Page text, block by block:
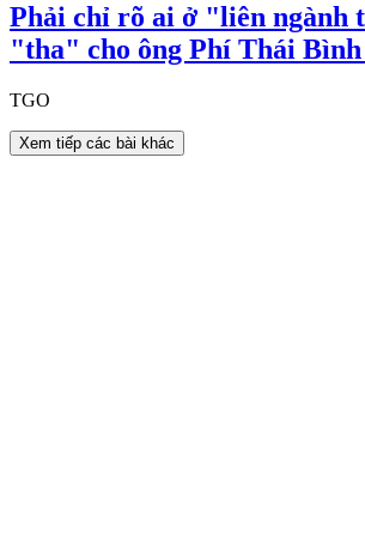
Phải chỉ rõ ai ở "liên ngành
"tha" cho ông Phí Thái Bình
TGO
Xem tiếp các bài khác